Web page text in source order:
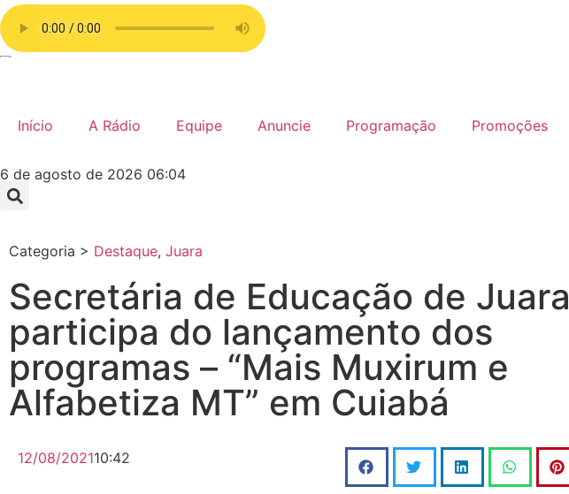
Início A Rádio Equipe Anuncie Programação Promoções
6 de agosto de 2026 06:04
Categoria > Destaque, Juara
Secretária de Educação de Juara
participa do lançamento dos
programas – “Mais Muxirum e
Alfabetiza MT” em Cuiabá
12/08/202110:42